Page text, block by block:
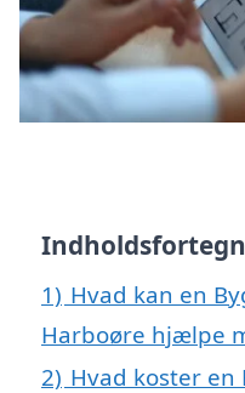
1) Hvad kan en
Harboøre hjælpe
2) Hvad koster en